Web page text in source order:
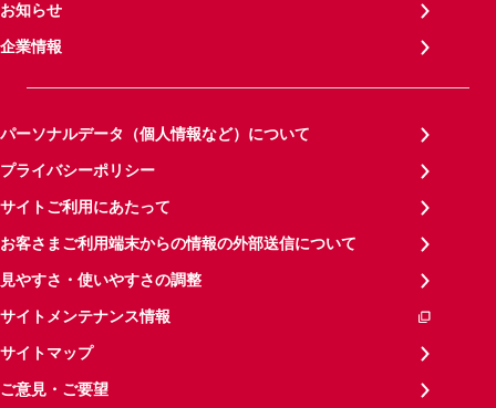
お知らせ
企業情報
パーソナルデータ（個人情報など）について
プライバシーポリシー
サイトご利用にあたって
お客さまご利用端末からの情報の外部送信について
見やすさ・使いやすさの調整
サイトメンテナンス情報
サイトマップ
ご意見・ご要望